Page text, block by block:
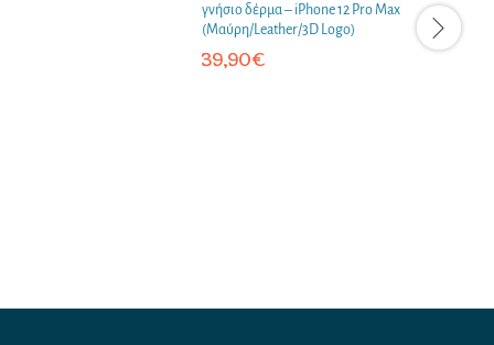
γνήσιο δέρμα – iPhone 12 Pro Max
(Μαύρη/Leather/3D Logo)
39,90€